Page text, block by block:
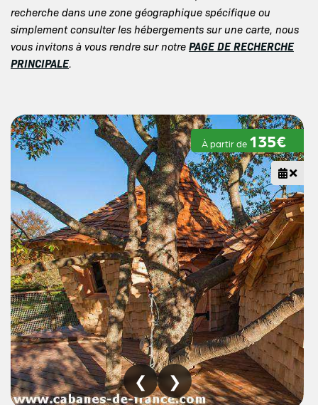
recherche dans une zone géographique spécifique ou
simplement consulter les hébergements sur une carte, nous
vous invitons à vous rendre sur notre PAGE DE RECHERCHE
PRINCIPALE.
À partir de 135€